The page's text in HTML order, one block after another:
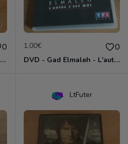
0
DVD Les copains de la forêt : les vrais amis
1.00€ 0
DVD - Gad Elmaleh - L'autre c'est moi
LtFuter